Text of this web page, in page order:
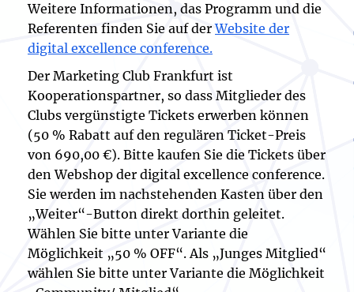
Weitere Informationen, das Programm und die
Referenten finden Sie auf derWebsite der
digital excellence conference.
Der Marketing Club Frankfurt ist
Kooperationspartner, so dass Mitglieder des
Clubs vergünstigte Tickets erwerben können
(50 % Rabatt auf den regulären Ticket-Preis
von 690,00 €). Bitte kaufen Sie die Tickets über
den Webshop der digital excellence conference.
Sie werden im nachstehenden Kasten über den
„Weiter“-Button direkt dorthin geleitet.
Wählen Sie bitte unter Variante die
Möglichkeit „50 % OFF“. Als „Junges Mitglied“
wählen Sie bitte unter Variante die Möglichkeit